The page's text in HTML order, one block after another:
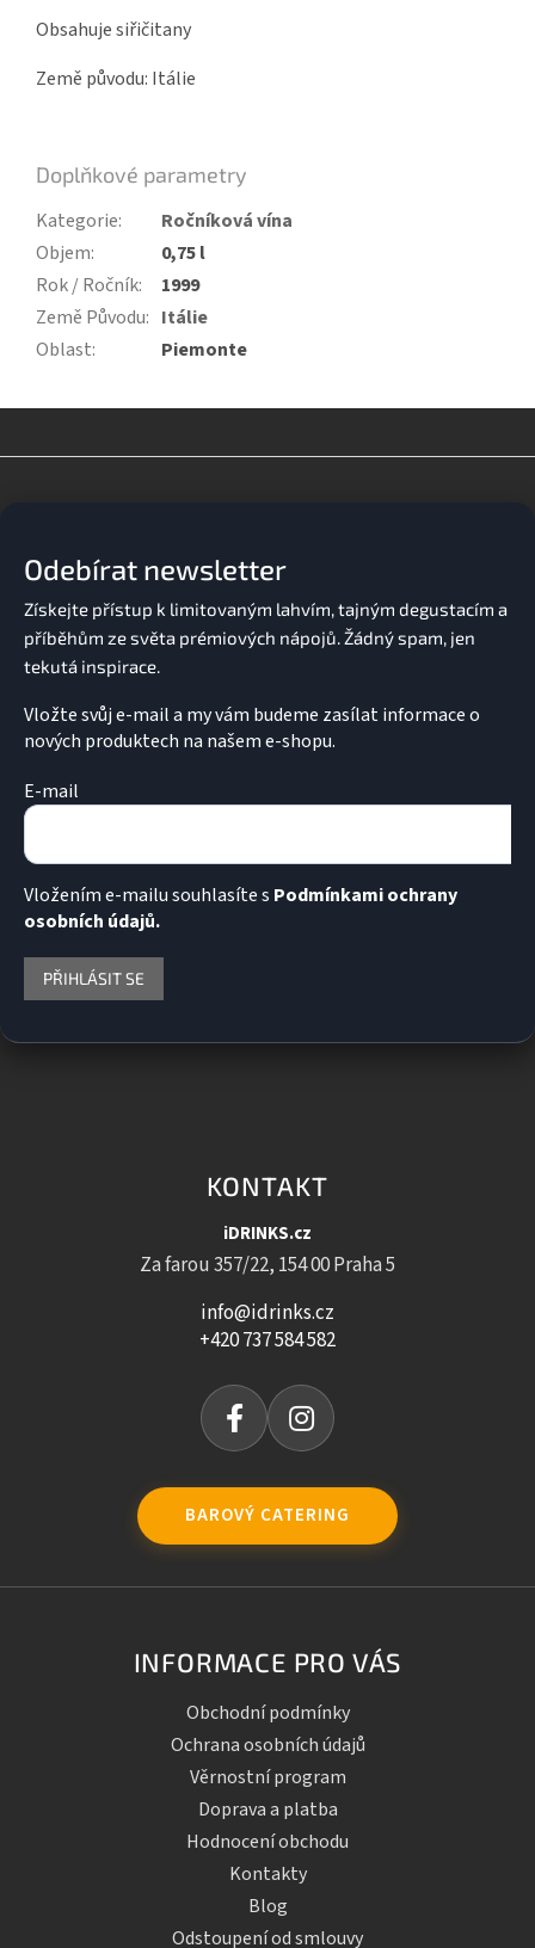
Obsahuje siřičitany
Země původu: Itálie
Doplňkové parametry
Kategorie:
Ročníková vína
Objem:
0,75 l
Rok / Ročník:
1999
Země Původu: Itálie
Oblast: Piemonte
Odebírat newsletter
Vložte svůj e-mail a my vám budeme zasílat informace o
nových produktech na našem e-shopu.
E-mail
Vložením e-mailu souhlasíte s Podmínkami ochrany
osobních údajů.
PŘIHLÁSIT SE
KONTAKT
iDRINKS.cz
Za farou 357/22, 154 00 Praha 5
info@idrinks.cz
+420 737 584 582
BAROVÝ CATERING
INFORMACE PRO VÁS
Obchodní podmínky
Ochrana osobních údajů
Věrnostní program
Doprava a platba
Hodnocení obchodu
Kontakty
Blog
Odstoupení od smlouvy